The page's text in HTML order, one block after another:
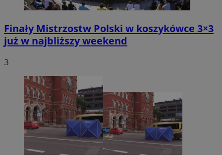
Finały Mistrzostw Polski w koszykówce 3×3
już w najbliższy weekend
3